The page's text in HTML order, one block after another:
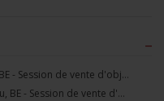
–
Session Mai-Juin 2026 - Grez-Doiceau, BE - Session de vente d'objets militaire et souvenirs historiques
Session Printemps 2026 - Grez-Doiceau, BE - Session de vente d'objets militaire et souvenirs historiques